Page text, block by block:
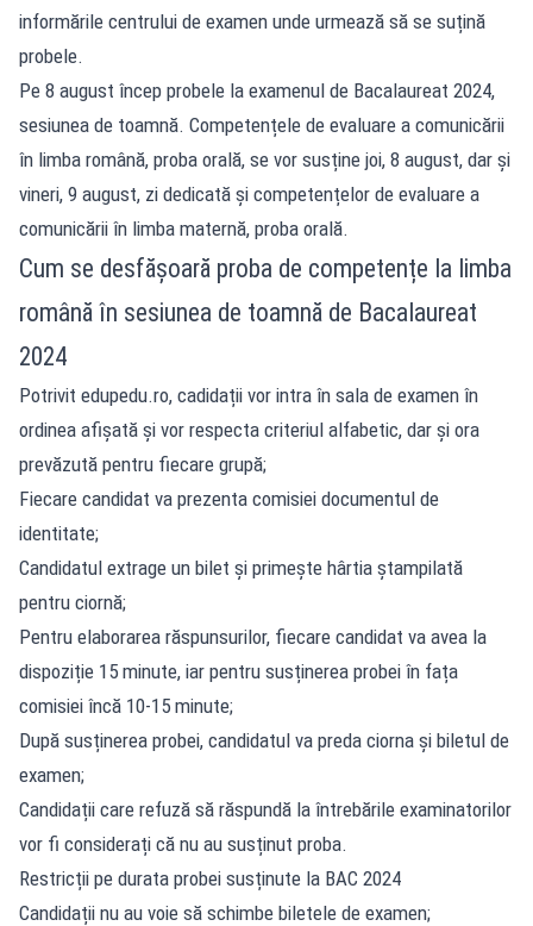
informările centrului de examen unde urmează să se suțină
probele.
Pe 8 august încep probele la examenul de Bacalaureat 2024,
sesiunea de toamnă. Competențele de evaluare a comunicării
în limba română, proba orală, se vor susține joi, 8 august, dar și
vineri, 9 august, zi dedicată și competențelor de evaluare a
comunicării în limba maternă, proba orală.
Cum se desfășoară proba de competențe la limba
română în sesiunea de toamnă de Bacalaureat
2024
Potrivit edupedu.ro, cadidații vor intra în sala de examen în
ordinea afișată și vor respecta criteriul alfabetic, dar și ora
prevăzută pentru fiecare grupă;
Fiecare candidat va prezenta comisiei documentul de
identitate;
Candidatul extrage un bilet și primește hârtia ștampilată
pentru ciornă;
Pentru elaborarea răspunsurilor, fiecare candidat va avea la
dispoziție 15 minute, iar pentru susținerea probei în fața
comisiei încă 10-15 minute;
După susținerea probei, candidatul va preda ciorna și biletul de
examen;
Candidații care refuză să răspundă la întrebările examinatorilor
vor fi considerați că nu au susținut proba.
Restricții pe durata probei susținute la BAC 2024
Candidații nu au voie să schimbe biletele de examen;